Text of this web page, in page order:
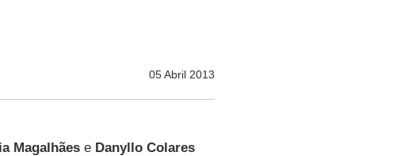
05 Abril 2013
Magalhãese Danyllo Colares